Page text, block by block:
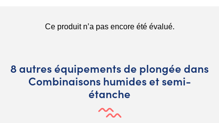
8 autres équipements de plongée dans
Combinaisons humides et semi-
étanche